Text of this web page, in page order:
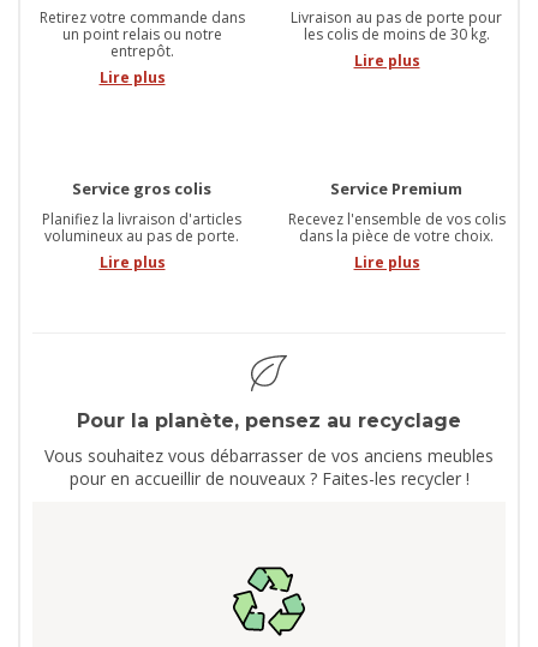
Retirez votre commande dans
un point relais ou notre
entrepôt.
Lire plus
Livraison au pas de porte pour
les colis de moins de 30 kg.
Lire plus
Service gros colis
Planifiez la livraison d'articles
volumineux au pas de porte.
Lire plus
Service Premium
Recevez l'ensemble de vos colis
dans la pièce de votre choix.
Lire plus
Pour la planète, pensez au recyclage
Vous souhaitez vous débarrasser de vos anciens meubles
pour en accueillir de nouveaux ? Faites-les recycler !